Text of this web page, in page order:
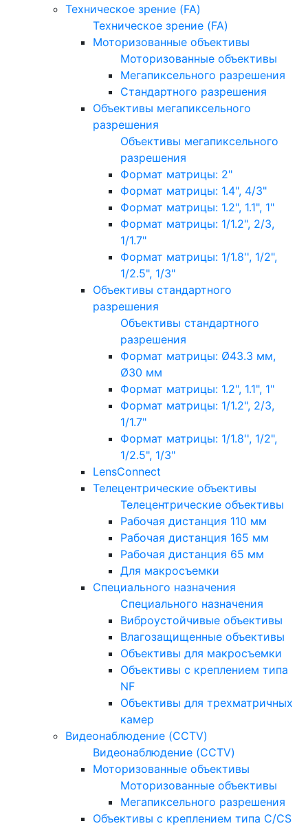
Техническое зрение (FA)
Техническое зрение (FA)
Моторизованные объективы
Моторизованные объективы
Мегапиксельного разрешения
Стандартного разрешения
Объективы мегапиксельного
разрешения
Объективы мегапиксельного
разрешения
Формат матрицы: 2"
Формат матрицы: 1.4", 4/3"
Формат матрицы: 1.2", 1.1", 1"
Формат матрицы: 1/1.2", 2/3,
1/1.7"
Формат матрицы: 1/1.8'', 1/2",
1/2.5", 1/3"
Объективы стандартного
разрешения
Объективы стандартного
разрешения
Формат матрицы: Ø43.3 мм,
Ø30 мм
Формат матрицы: 1.2", 1.1", 1"
Формат матрицы: 1/1.2", 2/3,
1/1.7"
Формат матрицы: 1/1.8'', 1/2",
1/2.5", 1/3"
LensConnect
Телецентрические объективы
Телецентрические объективы
Рабочая дистанция 110 мм
Рабочая дистанция 165 мм
Рабочая дистанция 65 мм
Для макросъемки
Специального назначения
Специального назначения
Виброустойчивые объективы
Влагозащищенные объективы
Объективы для макросъемки
Объективы с креплением типа
NF
Объективы для трехматричных
камер
Видеонаблюдение (CCTV)
Видеонаблюдение (CCTV)
Моторизованные объективы
Моторизованные объективы
Мегапиксельного разрешения
Объективы с креплением типа C/CS